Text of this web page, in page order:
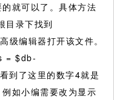
就可以了。具体方法
目录下找到
编辑器打开该文件。
= $db-
了这里的数字4就是
如小编需要改为显示